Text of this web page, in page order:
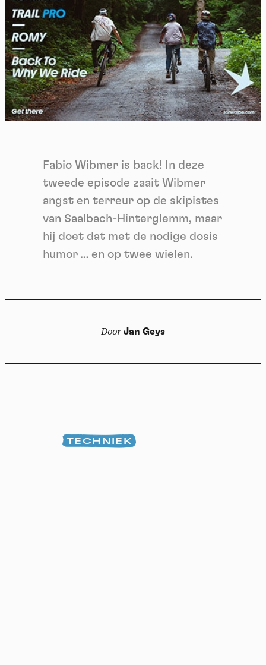
Fabio Wibmer is back! In deze
tweede episode zaait Wibmer
angst en terreur op de skipistes
van Saalbach-Hinterglemm, maar
hij doet dat met de nodige dosis
humor … en op twee wielen.
Door Jan Geys
TECHNIEK